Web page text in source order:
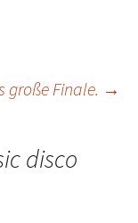
große Finale. →
disco